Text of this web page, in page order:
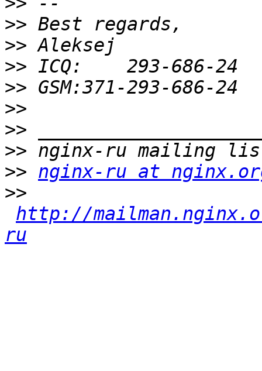
>>
>>
>>
>>
>>
>>
>>
>> nginx-ru at
>>
http://
ru